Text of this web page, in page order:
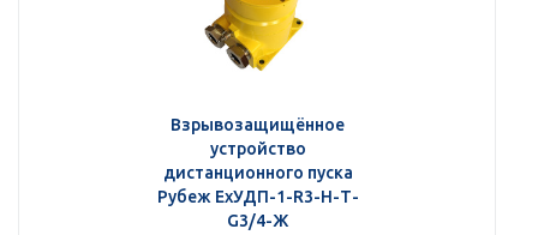
Взрывозащищённое
устройство
дистанционного пуска
Рубеж ЕхУДП-1-R3-Н-Т-
G3/4-Ж